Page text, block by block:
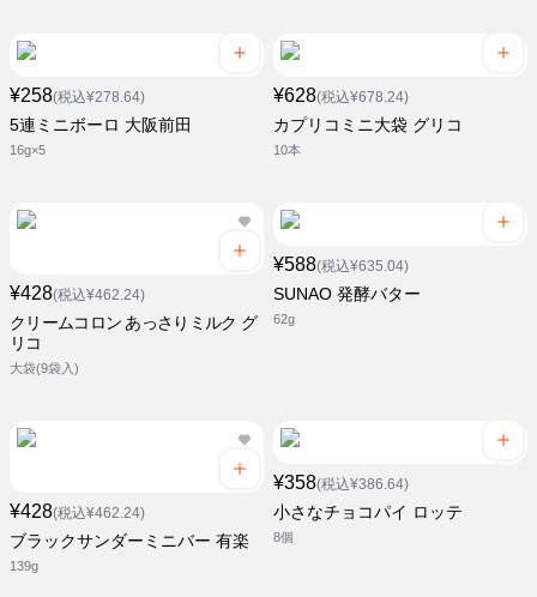
¥258(税込¥278.64)
5連ミニボーロ 大阪前田
16g×5
¥628(税込¥678.24)
カプリコミニ大袋 グリコ
10本
¥428(税込¥462.24)
クリームコロン あっさりミルク グ
リコ
大袋(9袋入)
¥588(税込¥635.04)
SUNAO 発酵バター
62g
¥428(税込¥462.24)
ブラックサンダーミニバー 有楽
139g
¥358(税込¥386.64)
小さなチョコパイ ロッテ
8個